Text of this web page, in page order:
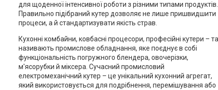
для щоденної інтенсивної роботи з різними типами продуктів.
Правильно підібраний кутер дозволяє не лише пришвидшити
процеси, а й стандартизувати якість страв.
Кухонні комбайни, ковбасні процесори, професійні кутери –
називають промислове обладнання, яке поєднує в собі
функціональність погружного блендера, овочерізки,
м'ясорубки й міксера. Сучасний промисловий
електромеханічний кутер – це унікальний кухонний агрегат,
який використовується для подрібнення, перемішування або